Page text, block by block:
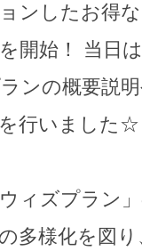
ンしたお得
開始！ 当日
ンの概要説
行いました☆
ィズプラン
多様化を図